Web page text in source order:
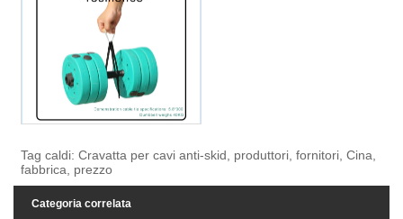
Tag caldi: Cravatta per cavi anti-skid, produttori, fornitori, Cina,
fabbrica, prezzo
Categoria correlata